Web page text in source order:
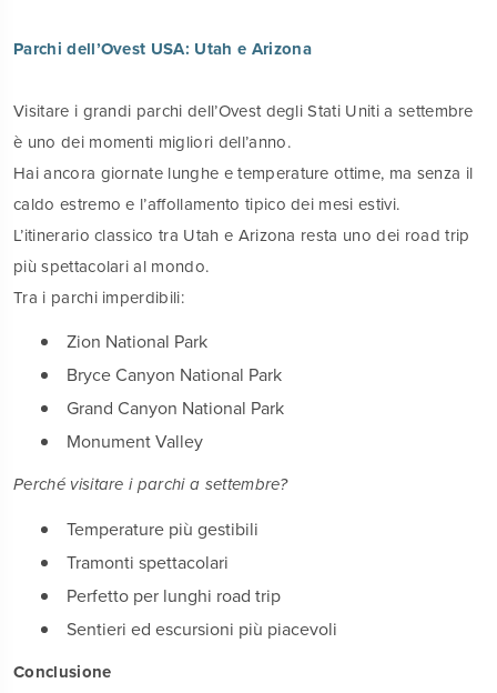
Parchi dell’Ovest USA: Utah e Arizona
Visitare i grandi parchi dell’Ovest degli Stati Uniti a settembre
è uno dei momenti migliori dell’anno.
Hai ancora giornate lunghe e temperature ottime, ma senza il
caldo estremo e l’affollamento tipico dei mesi estivi.
L’itinerario classico tra Utah e Arizona resta uno dei road trip
più spettacolari al mondo.
Tra i parchi imperdibili:
Zion National Park
Bryce Canyon National Park
Grand Canyon National Park
Monument Valley
Perché visitare i parchi a settembre?
Temperature più gestibili
Tramonti spettacolari
Perfetto per lunghi road trip
Sentieri ed escursioni più piacevoli
Conclusione